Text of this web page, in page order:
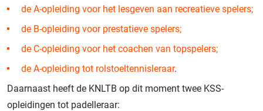
de A-opleiding voor het lesgeven aan recreatieve spelers;
de B-opleiding voor prestatieve spelers;
de C-opleiding voor het coachen van topspelers;
de A-opleiding tot rolstoeltennisleraar.
Daarnaast heeft de KNLTB op dit moment twee KSS-
opleidingen tot padelleraar: